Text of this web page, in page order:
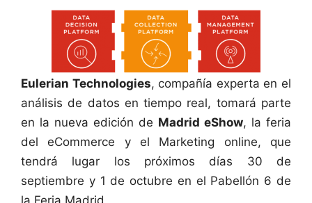
Eulerian Technologies, compañía experta en el
análisis de datos en tiempo real, tomará parte
en la nueva edición de Madrid eShow, la feria
del eCommerce y el Marketing online, que
tendrá lugar los próximos días 30 de
septiembre y 1 de octubre en el Pabellón 6 de
la Feria Madrid.